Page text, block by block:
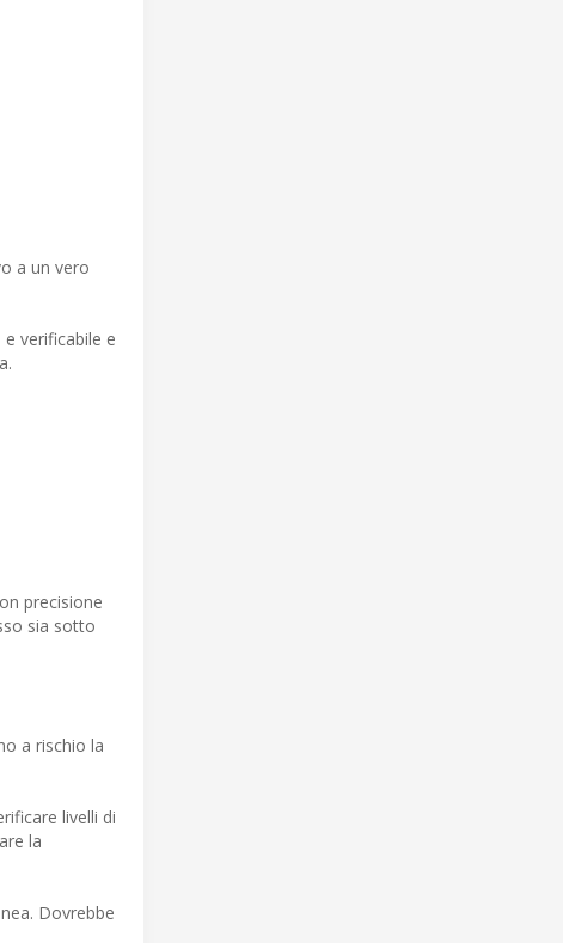
a un vero
verificabile e
precisione
sia sotto
a rischio la
livelli di
la
Dovrebbe